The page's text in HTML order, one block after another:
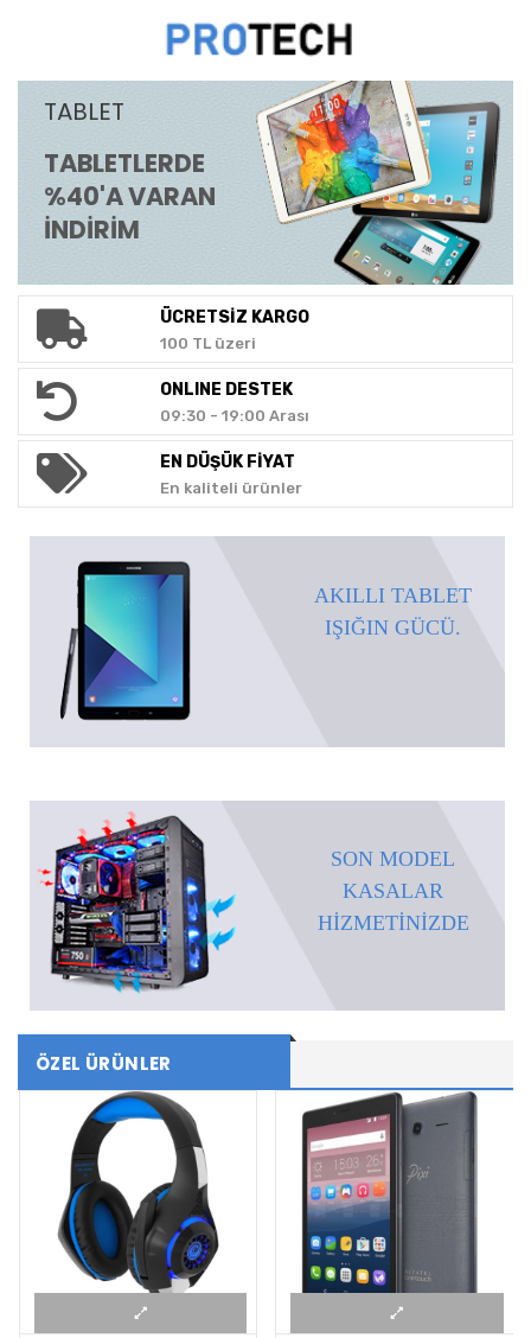
TABLET
TABLETLERDE
%40'A VARAN
İNDİRİM
ÜCRETSİZ KARGO
100 TL üzeri
ONLINE DESTEK
09:30 - 19:00 Arası
EN DÜŞÜK FİYAT
En kaliteli ürünler
AKILLI TABLET
IŞIĞIN GÜCÜ.
SON MODEL
KASALAR
HİZMETİNİZDE
ÖZEL ÜRÜNLER